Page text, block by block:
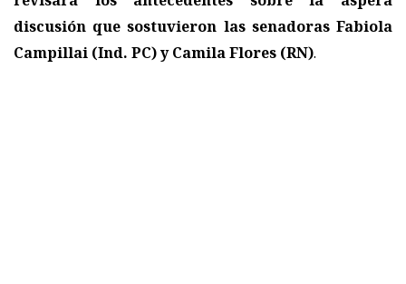
discusión que sostuvieron las senadoras Fabiola
Campillai (Ind. PC) y Camila Flores (RN).